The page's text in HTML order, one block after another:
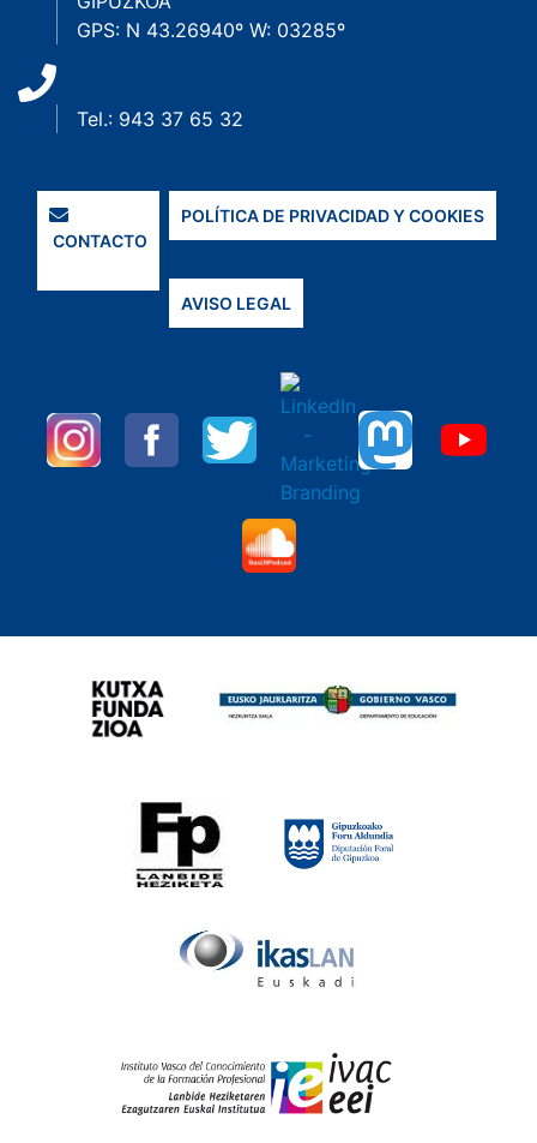
GPS: N 43.26940º W: 03285º
Tel.: 943 37 65 32
CONTACTO
POLÍTICA DE PRIVACIDAD Y COOKIES
AVISO LEGAL